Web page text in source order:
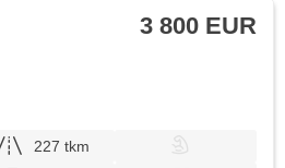
3 800 EUR
227 tkm